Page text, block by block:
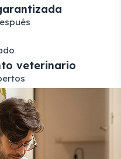
veterinario